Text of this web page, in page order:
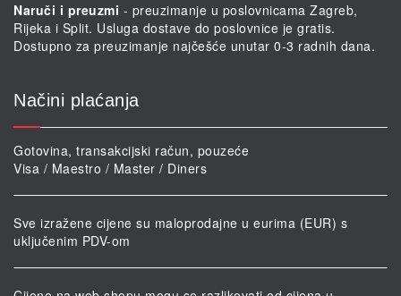
Naruči i preuzmi - preuzimanje u poslovnicama Zagreb,
Rijeka i Split. Usluga dostave do poslovnice je gratis.
Dostupno za preuzimanje najčešće unutar 0-3 radnih dana.
Načini plaćanja
Gotovina, transakcijski račun, pouzeće
Visa / Maestro / Master / Diners
Sve izražene cijene su maloprodajne u eurima (EUR) s
uključenim PDV-om